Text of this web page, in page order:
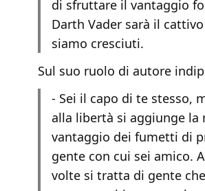
di sfruttare il vantaggio
Darth Vader sarà il
siamo cresciuti.
Sul suo ruolo di autore
- Sei il capo di te stesso,
alla libertà si aggiunge la
vantaggio dei fumetti di
gente con cui sei amico.
volte si tratta di gente